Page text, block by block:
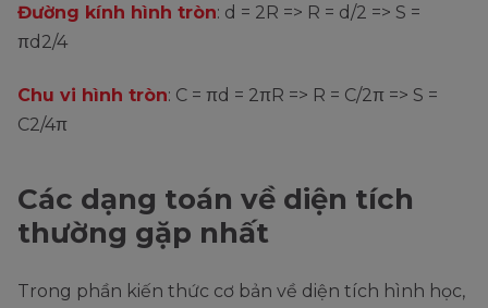
Đường kính hình tròn: d = 2R => R = d/2 => S =
πd2/4
Chu vi hình tròn: C = πd = 2πR => R = C/2π => S =
C2/4π
Các dạng toán về diện tích
thường gặp nhất
Trong phần kiến thức cơ bản về diện tích hình học,